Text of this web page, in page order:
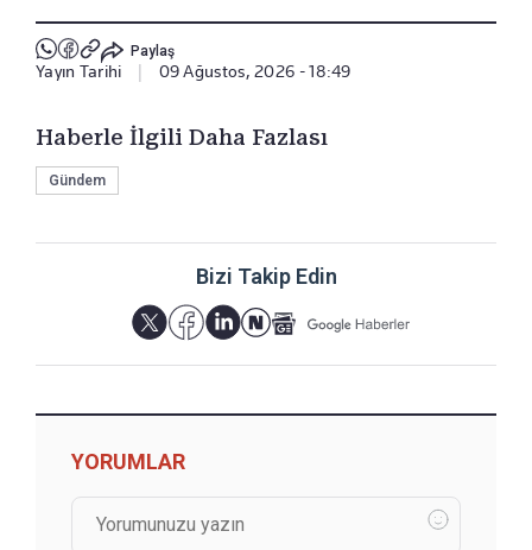
Paylaş
Yayın Tarihi 09 Ağustos, 2026 - 18:49
Haberle İlgili Daha Fazlası
Gündem
Bizi Takip Edin
YORUMLAR